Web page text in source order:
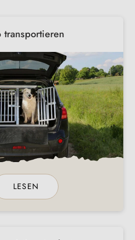
LESEN